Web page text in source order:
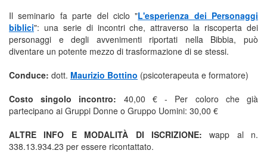
Il seminario fa parte del ciclo "L'esperienza dei Personaggi
biblici": una serie di incontri che, attraverso la riscoperta dei
personaggi e degli avvenimenti riportati nella Bibbia, può
diventare un potente mezzo di trasformazione di se stessi.
Conduce: dott. Maurizio Bottino (psicoterapeuta e formatore)
Costo singolo incontro: 40,00 € - Per coloro che già
partecipano ai Gruppi Donne o Gruppo Uomini: 30,00 €
ALTRE INFO E MODALITÀ DI ISCRIZIONE:wapp al n.
338.13.934.23 per essere ricontattato.